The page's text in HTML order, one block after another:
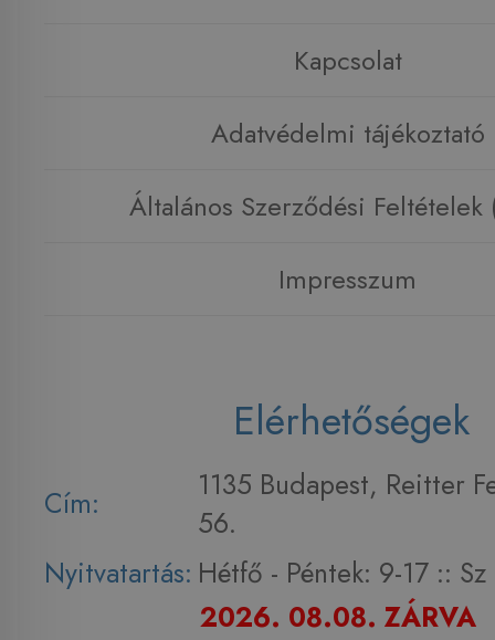
Kapcsolat
Adatvédelmi tájékoztató
Általános Szerződési Feltételek
Impresszum
Elérhetőségek
Cím:
1135 Budapest, Reitter
56.
Nyitvatartás: Hétfő - Péntek: 9-17 :: Sz
2026. 08.08. ZÁRVA